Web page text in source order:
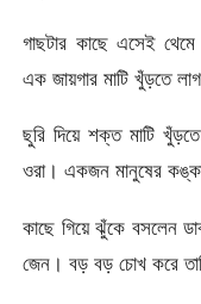
গাছটার কাছে এসেই
এক জায়গার মাটি খুঁড়তে
ছুরি দিয়ে শক্ত মাটি
ওরা। একজন মানুষের
কাছে গিয়ে ঝুঁকে বসলেন
জেন। বড় বড় চোখ করে